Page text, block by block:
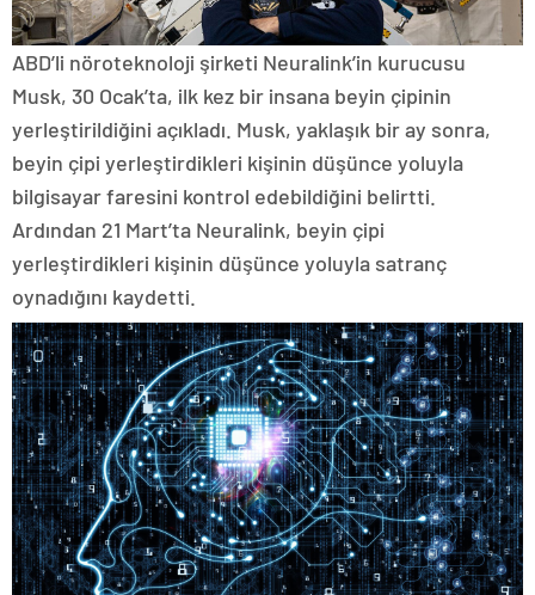
ABD’li nöroteknoloji şirketi Neuralink’in kurucusu
Musk, 30 Ocak’ta, ilk kez bir insana beyin çipinin
yerleştirildiğini açıkladı. Musk, yaklaşık bir ay sonra,
beyin çipi yerleştirdikleri kişinin düşünce yoluyla
bilgisayar faresini kontrol edebildiğini belirtti.
Ardından 21 Mart’ta Neuralink, beyin çipi
yerleştirdikleri kişinin düşünce yoluyla satranç
oynadığını kaydetti.